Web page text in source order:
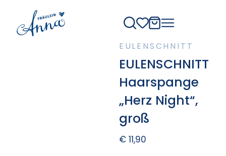
EULENSCHNITT
EULENSCHNITT
Haarspange
„Herz Night“,
groß
€11,90